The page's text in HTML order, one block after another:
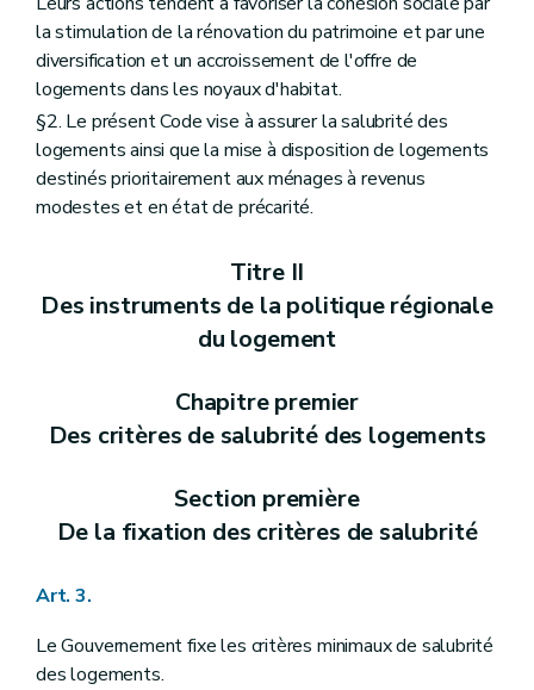
la stimulation de la rénovation du patrimoine et par une
diversification et un accroissement de l'offre de
logements dans les noyaux d'habitat.
§2. Le présent Code vise à assurer la salubrité des
logements ainsi que la mise à disposition de logements
destinés prioritairement aux ménages à revenus
modestes et en état de précarité.
Titre II
Des instruments de la politique régionale
du logement
Chapitre premier
Des critères de salubrité des logements
Section première
De la fixation des critères de salubrité
Art. 3.
Le Gouvernement fixe les critères minimaux de salubrité
des logements.